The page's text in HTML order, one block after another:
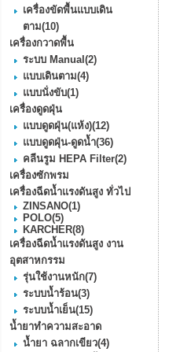
เครื่องขัดพื้นแบบเดิน
ตาม(10)
เครื่องกวาดพื้น
ระบบ Manual(2)
แบบเดินตาม(4)
แบบนั่งขับ(1)
เครื่องดูดฝุ่น
แบบดูดฝุ่น(แห้ง)(12)
แบบดูดฝุ่น-ดูดน้ำ(36)
คลีนรูม HEPA Filter(2)
เครื่องซักพรม
เครื่องฉีดน้ำแรงดันสูง ทั่วไป
ZINSANO(1)
POLO(5)
KARCHER(8)
เครื่องฉีดน้ำแรงดันสูง งาน
อุตสาหกรรม
รุ่นใช้งานหนัก(7)
ระบบน้ำร้อน(3)
ระบบน้ำเย็น(15)
น้ำยาทำความสะอาด
น้ำยา ฉลากเขียว(4)